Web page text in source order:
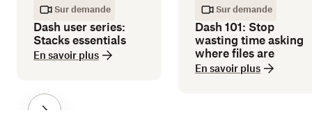
Sur demande
Dash user series:
Stacks essentials
En savoir plus
Sur demande
Dash 101: Stop
wasting time asking
where files are
En savoir plus